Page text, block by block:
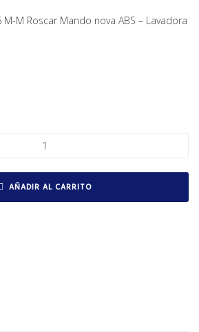
M-M Roscar Mando nova ABS – Lavadora
AÑADIR AL CARRITO